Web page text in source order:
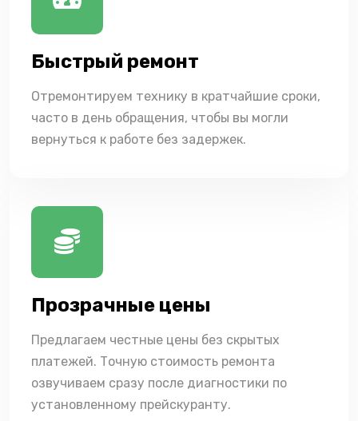
Быстрый ремонт
Отремонтируем технику в кратчайшие сроки,
часто в день обращения, чтобы вы могли
вернуться к работе без задержек.
Прозрачные цены
Предлагаем честные цены без скрытых
платежей. Точную стоимость ремонта
озвучиваем сразу после диагностики по
установленному прейскуранту.